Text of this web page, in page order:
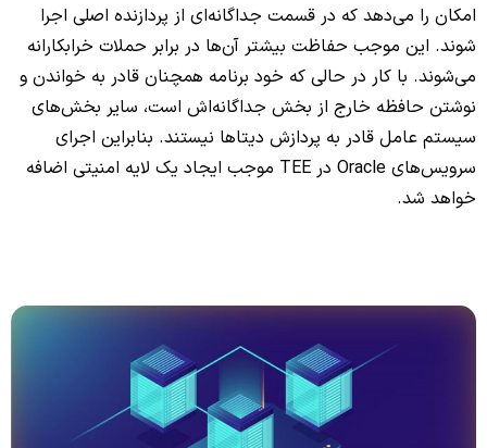
امکان را می‌دهد که در قسمت جداگانه‌ای از پردازنده اصلی اجرا
شوند. این موجب حفاظت بیشتر آن‌ها در برابر حملات خرابکارانه
می‌شوند. با کار در حالی که خود برنامه همچنان قادر به خواندن و
نوشتن حافظه خارج از بخش جداگانه‌اش است، سایر بخش‌های
سیستم عامل قادر به پردازش دیتاها نیستند. بنابراین اجرای
سرویس‌های Oracle در TEE موجب ایجاد یک لایه امنیتی اضافه
خواهد شد.